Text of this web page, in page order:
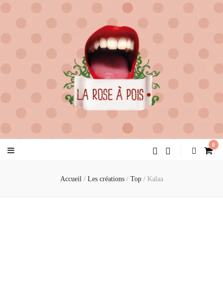
la rose à pois
0
Accueil / Les créations / Top / Kalaa